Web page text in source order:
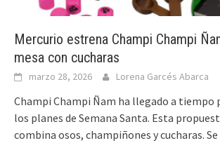
Mercurio estrena Champi Champi
mesa con cucharas
marzo 28, 2026 Lorena Garcés Abarca
Champi Champi Ñam ha llegado a tiempo
los planes de Semana Santa. Esta
combina osos, champiñones y cucharas. Se